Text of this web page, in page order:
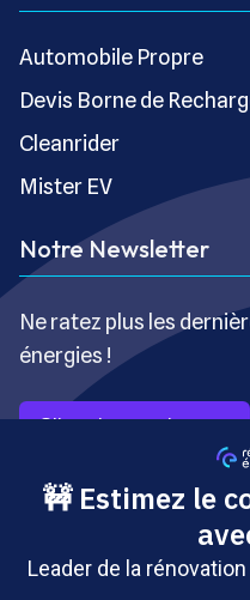
Automobile Propre
Devis Borne de
Cleanrider
Mister EV
Notre Newsletter
Ne ratez plus les
énergies !
S’inscrire gratuitement
Copyright © Révolution
- Site édité par Saabre
Brakson